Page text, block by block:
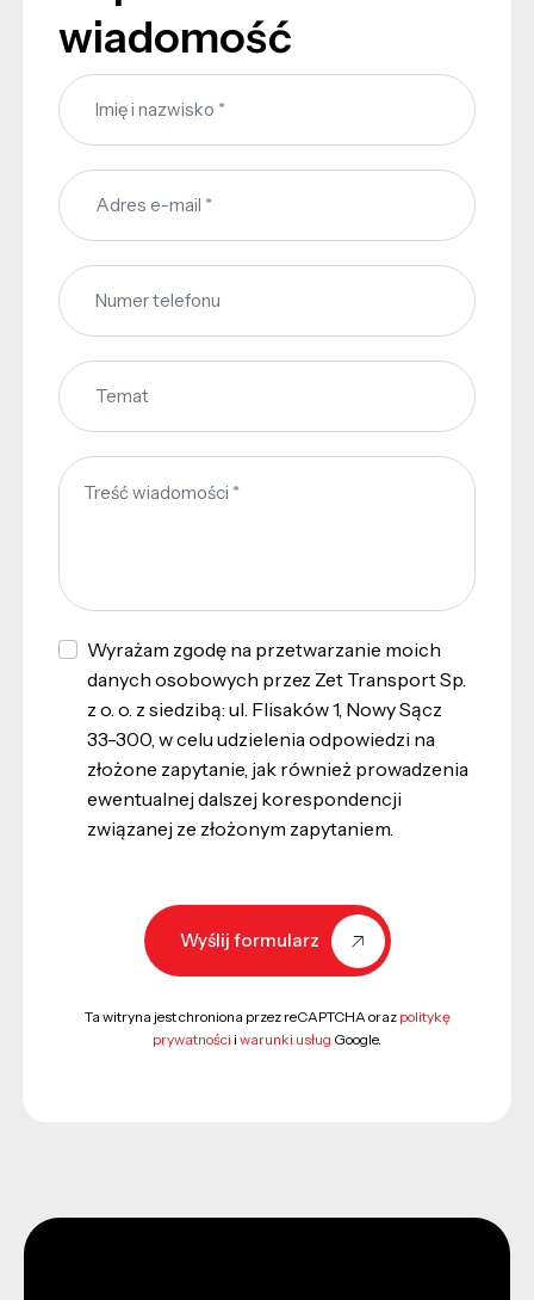
wiadomość
Wyrażam zgodę na przetwarzanie moich
danych osobowych przez Zet Transport Sp.
z o. o. z siedzibą: ul. Flisaków 1, Nowy Sącz
33-300, w celu udzielenia odpowiedzi na
złożone zapytanie, jak również prowadzenia
ewentualnej dalszej korespondencji
związanej ze złożonym zapytaniem.
Wyślij formularz
Ta witryna jest chroniona przez reCAPTCHA oraz politykę
prywatności i warunki usług Google.